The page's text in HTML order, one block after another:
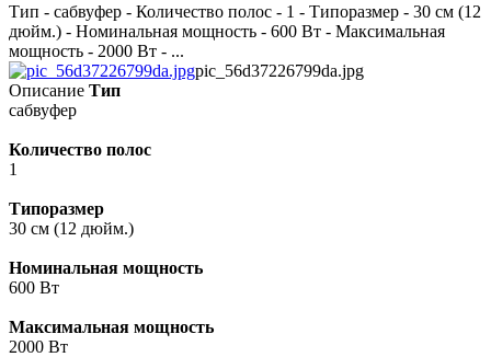
Тип - сабвуфер - Количество полос - 1 - Типоразмер - 30 см (12
дюйм.) - Номинальная мощность - 600 Вт - Максимальная
мощность - 2000 Вт - ...
pic_56d37226799da.jpg
Описание Тип
сабвуфер
Количество полос
1
Типоразмер
30 см (12 дюйм.)
Номинальная мощность
600 Вт
Максимальная мощность
2000 Вт